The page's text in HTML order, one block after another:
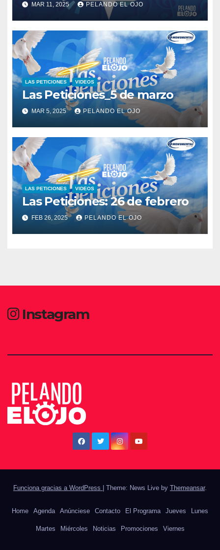
MAR 11, 2025 PELANDO EL OJO
LAS PETICIONES VIDEOS
Las Peticiones_5 de marzo
MAR 5, 2025 PELANDO EL OJO
LAS PETICIONES VIDEOS
Las Peticiones: 26 de febrero
FEB 26, 2025 PELANDO EL OJO
Instagram
Funciona gracias a WordPress Theme: News Live by Themeansar.
Home Agenda Anúnciese Contacto El Programa Jueves Lunes
Martes Miércoles Noticias Promociones Viernes